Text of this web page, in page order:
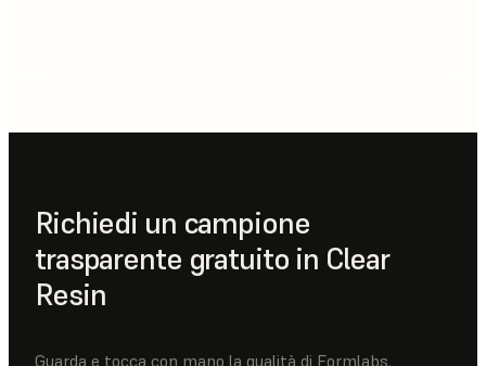
Richiedi un campione
trasparente gratuito in Clear
Resin
Guarda e tocca con mano la qualità di Formlabs.